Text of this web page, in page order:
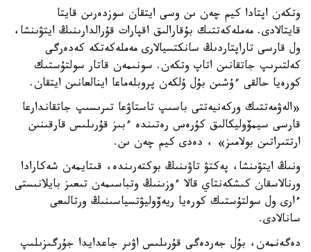
وتكەن اپتادا كيم چەن ىن وسى ايتقان سوزدەرىن قايتا
قايتالادى. مەملەكەتتىك بۇقارالىق اقپارات قۇرالدارىنىڭ ايتۋىنشا،
ول قارسى تاراپتاردىڭ سانكتسيالارى مەملەكەتكە كەدەرگى
كەلتىرىپ جاتقانىن اتاپ وتكەن. سونىمەن قاتار سولتۇستىك
كورەيا حالقى ءۇشىن بۇل ۇلكەن پروبلەماعا اينالعانىن ايتقان.
«الەۋمەتتىك وركەنيەتتى باسىپ تاستاۋعا تىرىسىپ جاتقاندارعا
قارسى سيمۆوليكالىق كۇرەس رەتىندە ءبىز قۇرىلىس قارقىنىن
ارتتىراتىن بولامىز» ، دەدى كيم چەن ىن.
ونىڭ ايتۋىنشا، پەكتۋ تاۋىنىڭ بوكتەرىندە، قىتايمەن شەكارادا
ورنالاسقان كىشكەنتاي قالا ءوزىنىڭ وتباسىمەن تىعىز بايلانىستى
ءارى ول سولتۇستىك كورەيا ريەۆوليۋتسياسىنىڭ ورتالىعى
سانالادى.
دەگەنمەن، بۇل جەردەگى قۇرىلىس اۋىر جاعدايدا جۇرگىزىلىپ